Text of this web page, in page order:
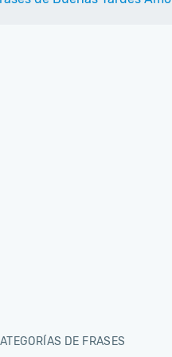
DE FRASES